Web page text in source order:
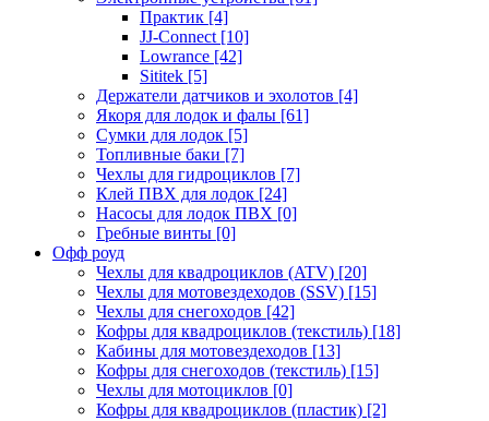
Практик [4]
JJ-Connect [10]
Lowrance [42]
Sititek [5]
Держатели датчиков и эхолотов [4]
Якоря для лодок и фалы [61]
Сумки для лодок [5]
Топливные баки [7]
Чехлы для гидроциклов [7]
Клей ПВХ для лодок [24]
Насосы для лодок ПВХ [0]
Гребные винты [0]
Офф роуд
Чехлы для квадроциклов (ATV) [20]
Чехлы для мотовездеходов (SSV) [15]
Чехлы для снегоходов [42]
Кофры для квадроциклов (текстиль) [18]
Кабины для мотовездеходов [13]
Кофры для снегоходов (текстиль) [15]
Чехлы для мотоциклов [0]
Кофры для квадроциклов (пластик) [2]